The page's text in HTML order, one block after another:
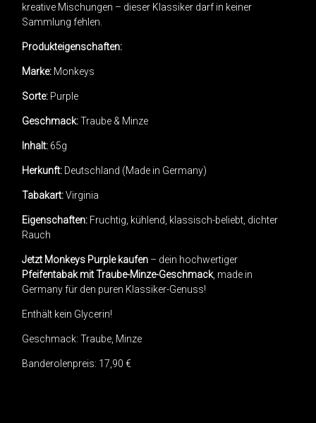
kreative Mischungen – dieser Klassiker darf in keiner
Sammlung fehlen.
Produkteigenschaften:
Marke: Monkeys
Sorte: Purple
Geschmack:Traube & Minze
Inhalt: 65g
Herkunft: Deutschland (Made in Germany)
Tabakart:Virginia
Eigenschaften: Fruchtig, kühlend, klassisch-beliebt, dichter
Rauch
Jetzt Monkeys Purple kaufen – dein hochwertiger
Pfeifentabak mit Traube-Minze-Geschmack, made in
Germany für den puren Klassiker-Genuss!
Enthält kein Glycerin!
Geschmack: Traube, Minze
Banderolenpreis: 17,90 €